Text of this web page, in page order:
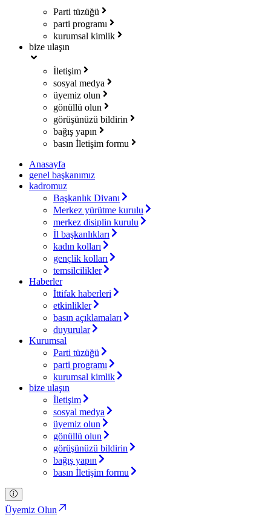
Parti tüzüğü
parti programı
kurumsal kimlik
bize ulaşın
İletişim
sosyal medya
üyemiz olun
gönüllü olun
görüşünüzü bildirin
bağış yapın
basın İletişim formu
Anasayfa
genel başkanımız
kadromuz
Başkanlık Divanı
Merkez yürütme kurulu
merkez disiplin kurulu
İl başkanlıkları
kadın kolları
gençlik kolları
temsilcilikler
Haberler
İttifak haberleri
etkinlikler
basın açıklamaları
duyurular
Kurumsal
Parti tüzüğü
parti programı
kurumsal kimlik
bize ulaşın
İletişim
sosyal medya
üyemiz olun
gönüllü olun
görüşünüzü bildirin
bağış yapın
basın İletişim formu
Üyemiz Olun